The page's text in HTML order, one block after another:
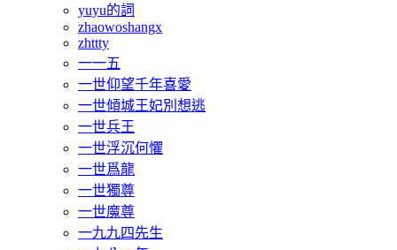
yuyu的詞
zhaowoshangx
zhttty
一一五
一世仰望千年喜愛
一世傾城王妃別想逃
一世兵王
一世浮沉何懼
一世爲龍
一世獨尊
一世魔尊
一九九四先生